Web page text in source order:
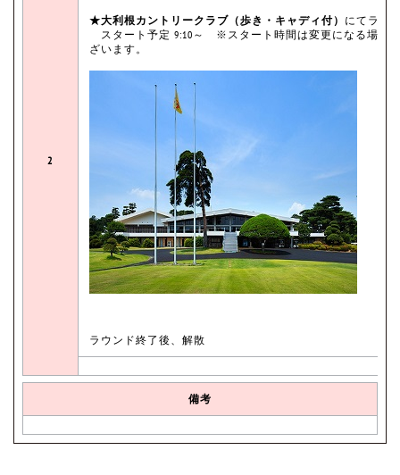
2
★大利根カントリークラブ（歩き・キャディ付） にてラウ
スタート予定 9:10～ ※スタート時間は変更になる場合
ざいます。
ラウンド終了後、解散
備考